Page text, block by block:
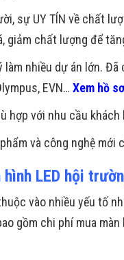
sự UY TÍN về chất
giảm chất lượng để
nhiều dự án lớn.
EVN… Xem hồ
với nhu cầu khách
và công nghệ mới
LED hội
vào nhiều yếu tố
gồm chi phí mua